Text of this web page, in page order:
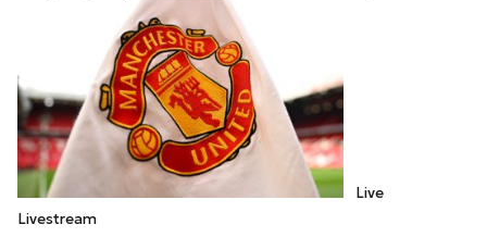
Live
Livestream